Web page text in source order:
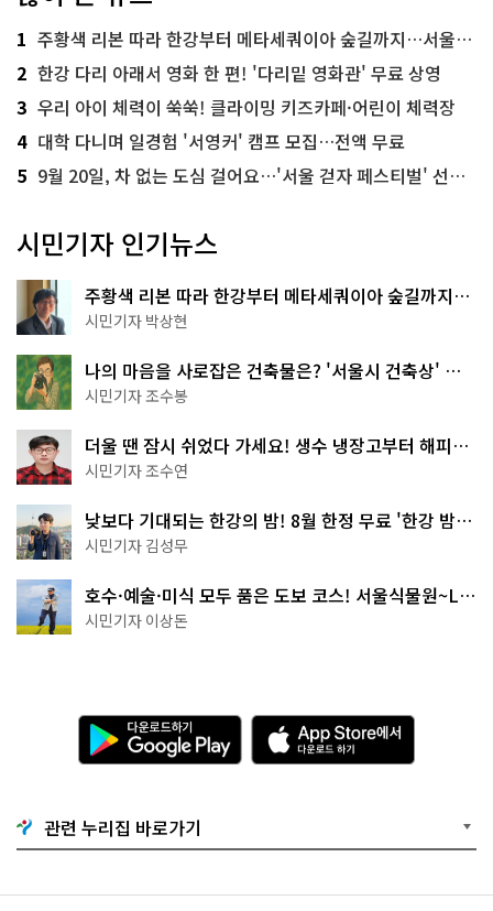
1 주황색 리본 따라 한강부터 메타세쿼이아 숲길까지…서울둘레길 15코스
2 한강 다리 아래서 영화 한 편! '다리밑 영화관' 무료 상영
3 우리 아이 체력이 쑥쑥! 클라이밍 키즈카페·어린이 체력장
4 대학 다니며 일경험 '서영커' 캠프 모집…전액 무료
5 9월 20일, 차 없는 도심 걸어요…'서울 걷자 페스티벌' 선착순 5천명
시민기자 인기뉴스
주황색 리본 따라 한강부터 메타세쿼이아 숲길까지…
서울둘레길 15코스
시민기자 박상현
나의 마음을 사로잡은 건축물은? '서울시 건축상' 수
상작 공개!
시민기자 조수봉
더울 땐 잠시 쉬었다 가세요! 생수 냉장고부터 해피소
·무더위쉼터까지
시민기자 조수연
낮보다 기대되는 한강의 밤! 8월 한정 무료 '한강 밤
핑' 예약은?
시민기자 김성무
호수·예술·미식 모두 품은 도보 코스! 서울식물원~LG
아트센터~마곡테라스거리
시민기자 이상돈
다
운
로
기
G
o
g
A
p
p
e
서
관련 누리집 바로가기